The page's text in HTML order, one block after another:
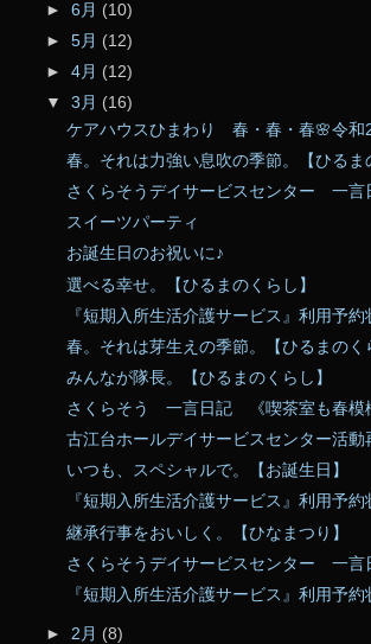
►6月 (10)
►5月 (12)
►4月 (12)
▼3月 (16)
ケアハウスひまわり 春・春・春🌸令和
春。それは力強い息吹の季節。【ひるま
さくらそうデイサービスセンター 一言
スイーツパーティ
お誕生日のお祝いに♪
選べる幸せ。【ひるまのくらし】
『短期入所生活介護サービス』利用予約
春。それは芽生えの季節。【ひるまのく
みんなが隊長。【ひるまのくらし】
さくらそう 一言日記 《喫茶室も春模
古江台ホールデイサービスセンター活動
いつも、スペシャルで。【お誕生日】
『短期入所生活介護サービス』利用予約
継承行事をおいしく。【ひなまつり】
さくらそうデイサービスセンター 一言
『短期入所生活介護サービス』利用予約
► 2月 (8)